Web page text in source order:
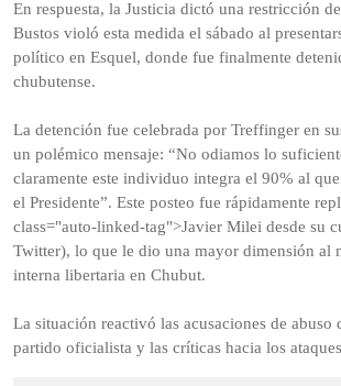
En respuesta, la Justicia dictó una restricción
Bustos violó esta medida el sábado al
político en Esquel, donde fue finalmente
chubutense.
La detención fue celebrada por Treffinger en
un polémico mensaje: “No odiamos lo
claramente este individuo integra el 90% al
el Presidente”. Este posteo fue rápidamente
class="auto-linked-tag">Javier Milei desde su
Twitter), lo que le dio una mayor dimensión al
interna libertaria en Chubut.
La situación reactivó las acusaciones de abuso
partido oficialista y las críticas hacia los